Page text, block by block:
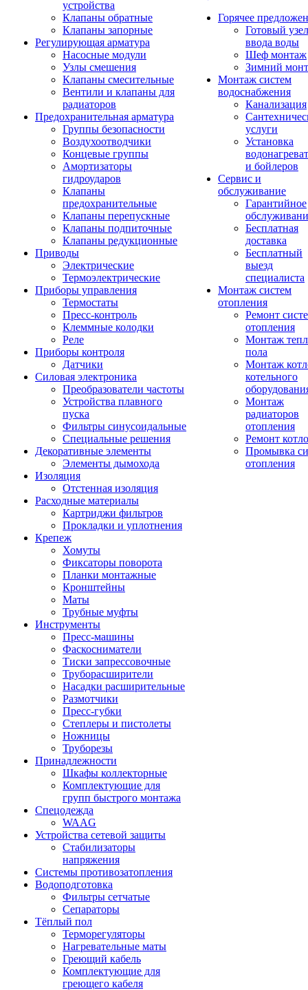
устройства
Клапаны обратные
Клапаны запорные
Регулирующая арматура
Насосные модули
Узлы смешения
Клапаны смесительные
Вентили и клапаны для
радиаторов
Предохранительная арматура
Группы безопасности
Воздухоотводчики
Концевые группы
Амортизаторы
гидроударов
Клапаны
предохранительные
Клапаны перепускные
Клапаны подпиточные
Клапаны редукционные
Приводы
Электрические
Термоэлектрические
Приборы управления
Термостаты
Пресс-контроль
Клеммные колодки
Реле
Приборы контроля
Датчики
Силовая электроника
Преобразователи частоты
Устройства плавного
пуска
Фильтры синусоидальные
Специальные решения
Декоративные элементы
Элементы дымохода
Изоляция
Отстенная изоляция
Расходные материалы
Картриджи фильтров
Прокладки и уплотнения
Крепеж
Хомуты
Фиксаторы поворота
Планки монтажные
Кронштейны
Маты
Трубные муфты
Инструменты
Пресс-машины
Фаскосниматели
Тиски запрессовочные
Труборасширители
Насадки расширительные
Размотчики
Пресс-губки
Степлеры и пистолеты
Ножницы
Труборезы
Принадлежности
Шкафы коллекторные
Комплектующие для
групп быстрого монтажа
Спецодежда
WAAG
Устройства сетевой защиты
Стабилизаторы
напряжения
Системы противозатопления
Водоподготовка
Фильтры сетчатые
Сепараторы
Тёплый пол
Терморегуляторы
Нагревательные маты
Греющий кабель
Комплектующие для
греющего кабеля
Горячее
Готовый узел
ввода воды
Шеф монтаж
Зимний
Монтаж систем
водоснабжения
Канализация
услуги
Установка
и бойлеров
Сервис и
обслуживание
Гарантийное
Бесплатная
доставка
Бесплатный
выезд
специалиста
Монтаж систем
отопления
Ремонт
отопления
Монтаж
пола
Монтаж
котельного
Монтаж
радиаторов
отопления
Ремонт
Промывка
отопления